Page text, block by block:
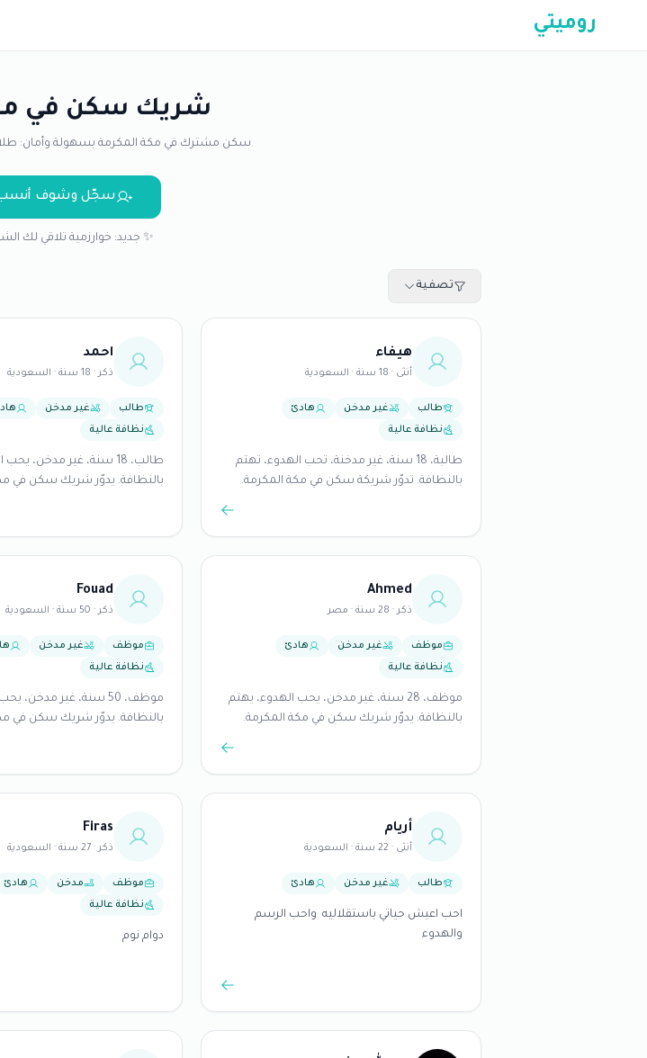
روميتي
شريك سكن في
سكن مشترك في مكة المكرمة بسهولة وأمان:
سجّل وشوف أنسب
✨ جديد: خوارزمية تلاقي لك
تصفية
هيفاء
أنثى · 18 سنة · السعودية
طالب غير مدخن
هادئ
نظافة عالية
طالبة، 18 سنة، غير مدخنة، تحب الهدوء، تهتم
بالنظافة. تدوّر شريكة سكن في مكة المكرمة.
احمد
ذكر · 18 سنة · السعودية
طالب غير مدخن
نظافة عالية
طالب، 18 سنة، غير مدخن،
بالنظافة. يدوّر شريك سكن في
Ahmed
ذكر · 28 سنة · مصر
موظف غير مدخن
هادئ
نظافة عالية
موظف، 28 سنة، غير مدخن، يحب الهدوء، يهتم
بالنظافة. يدوّر شريك سكن في مكة المكرمة.
Fouad
ذكر · 50 سنة · السعودية
موظف غير مدخن
نظافة عالية
موظف، 50 سنة، غير مدخن،
بالنظافة. يدوّر شريك سكن في
أريام
أنثى · 22 سنة · السعودية
طالب غير مدخن هادئ
احب اعيش حياتي باستقلاليه واحب الرسم
والهدوء
Firas
ذكر · 27 سنة · السعودية
موظف مدخن
هادئ
نظافة عالية
دوام نوم